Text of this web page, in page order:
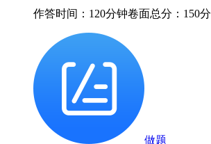
作答时间：120分钟卷面总分：150分
做题